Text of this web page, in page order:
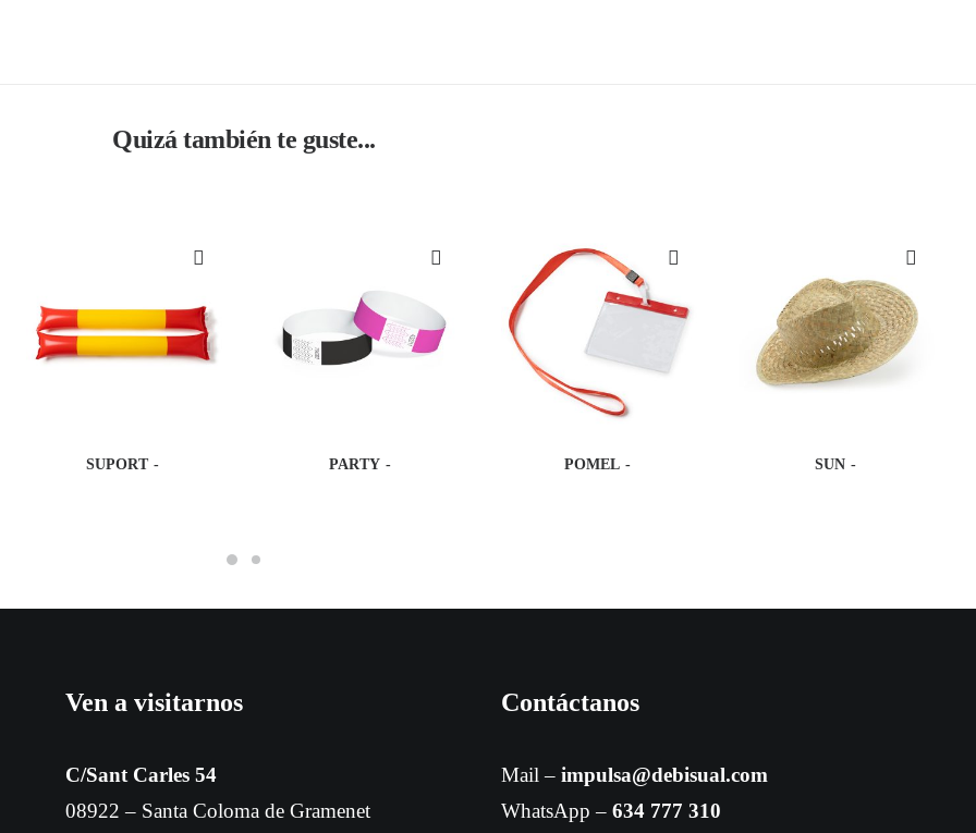
Quizá también te guste...
SUPORT PARTY POMEL SUN
Ven a visitarnos
C/Sant Carles 54
08922 – Santa Coloma de Gramenet
Contáctanos
Mail – impulsa@debisual.com
WhatsApp – 634 777 310